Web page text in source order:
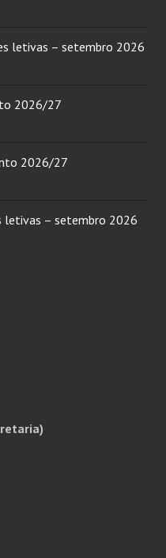
letivas – setembro 2026
2026/27
2026/27
letivas – setembro 2026